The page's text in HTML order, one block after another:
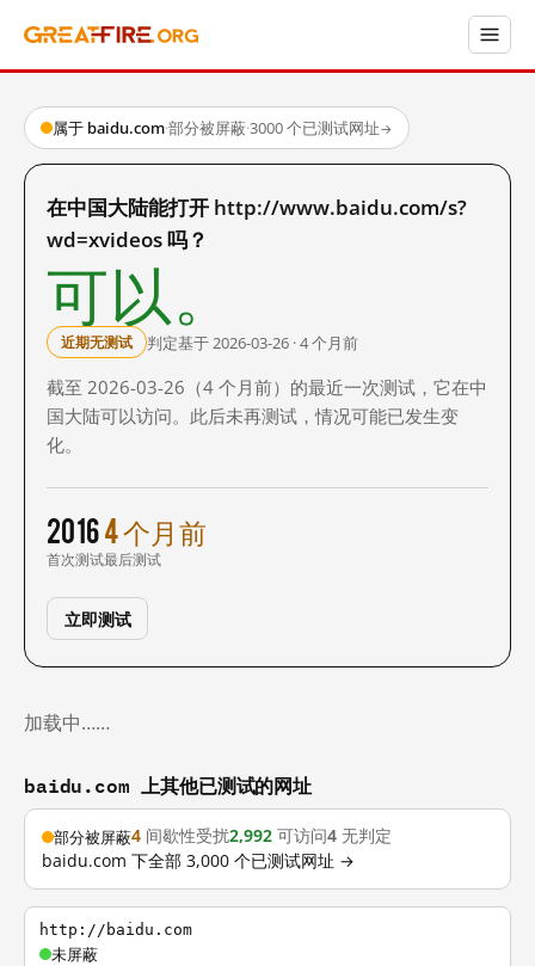
属于 baidu.com·部分被屏蔽·3000 个已测试网址→
在中国大陆能打开 http://www.baidu.com/s?
wd=xvideos 吗？
可以。
近期无测试 判定基于 2026-03-26 · 4 个月前
截至 2026-03-26（4 个月前）的最近一次测试，它在中
国大陆可以访问。此后未再测试，情况可能已发生变
化。
2016
首次测试
4 个月前
最后测试
立即测试
加载中……
baidu.com 上其他已测试的网址
部分被屏蔽4 间歇性受扰2,992 可访问4 无判定
baidu.com 下全部 3,000 个已测试网址 →
http://baidu.com
未屏蔽